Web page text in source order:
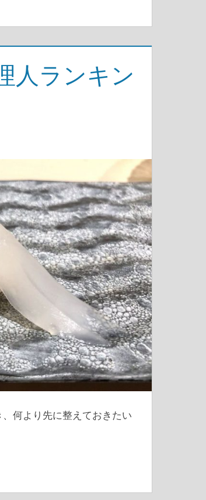
人ランキン
何より先に整えておきたい